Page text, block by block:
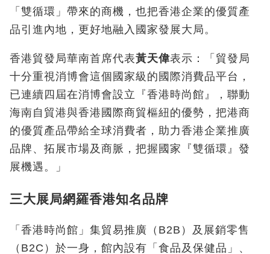
「雙循環」帶來的商機，也把香港企業的優質產
品引進內地，更好地融入國家發展大局。
香港貿發局華南首席代表黃天偉表示：「貿發局
十分重視消博會這個國家級的國際消費品平台，
已連續四屆在消博會設立『香港時尚館』，聯動
海南自貿港與香港國際商貿樞紐的優勢，把港商
的優質產品帶給全球消費者，助力香港企業推廣
品牌、拓展市場及商脈，把握國家『雙循環』發
展機遇。」
三大展局網羅香港知名品牌
「香港時尚館」集貿易推廣（B2B）及展銷零售
（B2C）於一身，館內設有「食品及保健品」、